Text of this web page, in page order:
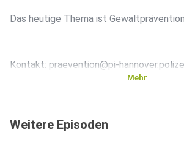
Das heutige Thema ist
Kontakt: praevention@pi-
Mehr
Weitere Episoden